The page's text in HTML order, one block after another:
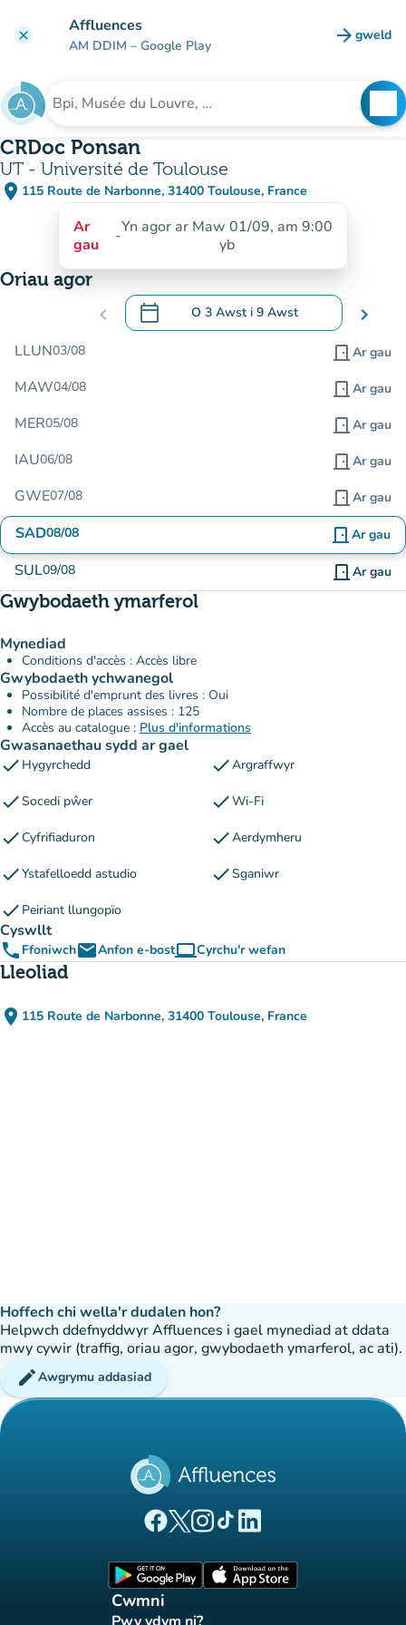
clear Affluences
AM DDIM – Google Play arrow_forward gweld
(tab
Chwilio am sefydliad
CRDoc Ponsan
UT - Université de Toulouse
place 115 Route de Narbonne, 31400 Toulouse, France
(agor yn Google Maps)
(tab newydd)
Ar
gau
-Yn agor ar Maw 01/09, am 9:00
yb
Oriau agor
chevron_left calendar_today O 3 Awst i 9 Awst
.Agor y calendr i newid dyddiadau chevron_right
LLUN03/08 door_front Ar gau
MAW04/08 door_front Ar gau
MER05/08 door_front Ar gau
IAU06/08 door_front Ar gau
GWE07/08 door_front Ar gau
SAD08/08 door_front Ar gau
SUL09/08 door_front Ar gau
Gwybodaeth ymarferol
Mynediad
Conditions d'accès : Accès libre
Gwybodaeth ychwanegol
Possibilité d'emprunt des livres : Oui
Nombre de places assises : 125
Accès au catalogue : Plus d'informations
Gwasanaethau sydd ar gael
check Hygyrchedd checkArgraffwyr
checkSocedi pŵer checkWi-Fi
checkCyfrifiaduron checkAerdymheru
checkYstafelloedd astudio checkSganiwr
check Peiriant llungopïo
Cyswllt
phone FfoniwchemailAnfon e-bostcomputerCyrchu'r wefan
(tab newydd)
Lleoliad
place 115 Route de Narbonne, 31400 Toulouse, France
(agor yn Google Maps)
(tab newydd)
Hoffech chi wella'r dudalen hon?
Helpwch ddefnyddwyr Affluences i gael mynediad at ddata
mwy cywir (traffig, oriau agor, gwybodaeth ymarferol, ac ati).
editAwgrymu addasiad
(tab newydd)
(tab newydd)
(tab newydd)
(tab newydd)
(tab newydd)
Cwmni